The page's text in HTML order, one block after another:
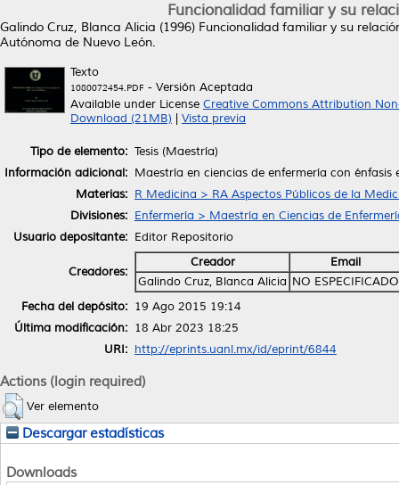
Funcionalidad familiar y su
Galindo Cruz, Blanca Alicia (1996) Funcionalidad familiar y su
Autónoma de Nuevo León.
Texto
1080072454.PDF - Versión Aceptada
Available under License Creative Commons Attribution
Download (21MB)
Vista previa
Tipo de elemento: Tesis (Maestría)
Información adicional: Maestría en ciencias de enfermería con
Materias: R Medicina > RA Aspectos Públicos de la
Divisiones: Enfermería > Maestría en Ciencias de
Usuario depositante: Editor Repositorio
Creadores:
Creador
Email
Galindo Cruz, Blanca Alicia NO ESPECIFICADO
Fecha del depósito: 19 Ago 2015 19:14
Última modificación: 18 Abr 2023 18:25
URI: http://eprints.uanl.mx/id/eprint/6844
Actions (login required)
Ver elemento
Descargar estadísticas
Downloads